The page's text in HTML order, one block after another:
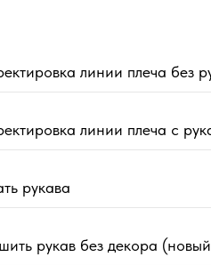
линии плеча без
линии плеча с
рукава
рукав без декора